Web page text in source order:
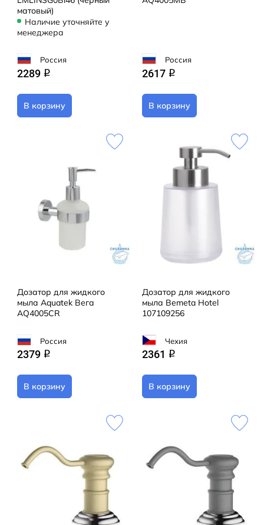
матовый)
Наличие уточняйте у
менеджера
Россия
2289 q
В корзину
Россия
2617 q
В корзину
Дозатор для жидкого
мыла Aquatek Вега
AQ4005CR
Россия
2379 q
В корзину
Дозатор для жидкого
мыла Bemeta Hotel
107109256
Чехия
2361 q
В корзину